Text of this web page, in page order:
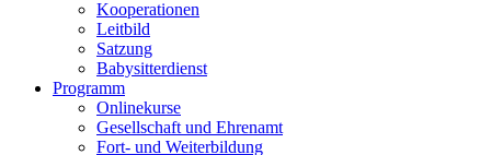
Kooperationen
Leitbild
Satzung
Babysitterdienst
Programm
Onlinekurse
Gesellschaft und Ehrenamt
Fort- und Weiterbildung